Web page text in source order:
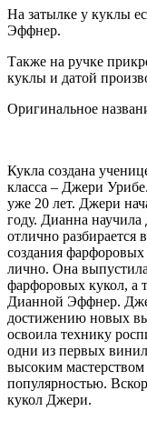
На затылке у куклы
Эффнер.
Также на ручке
куклы и датой
Оригинальное
Кукла создана
класса – Джери
уже 20 лет. Джери
году. Дианна
отлично разбирается
создания фарфоровых
лично. Она
фарфоровых кукол, а
Дианной Эффнер.
достижению новых
освоила технику
одни из первых
высоким
популярностью.
кукол Джери.